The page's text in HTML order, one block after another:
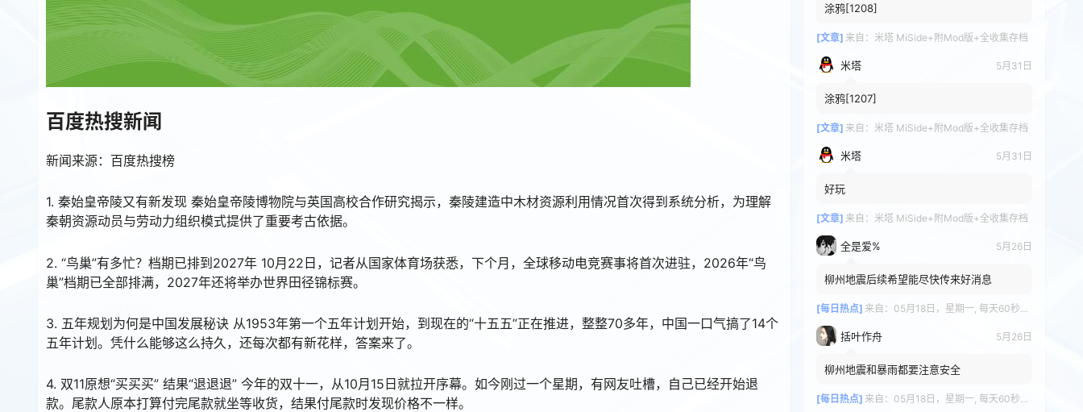
百度热搜新闻
新闻来源：百度热搜榜
1. 秦始皇帝陵又有新发现 秦始皇帝陵博物院与英国高校合作研究揭示，秦陵建造中木材资源利用情况首次得到系统分析，为理解
秦朝资源动员与劳动力组织模式提供了重要考古依据。
2. “鸟巢”有多忙？档期已排到2027年 10月22日，记者从国家体育场获悉，下个月，全球移动电竞赛事将首次进驻，2026年“鸟
巢”档期已全部排满，2027年还将举办世界田径锦标赛。
3. 五年规划为何是中国发展秘诀 从1953年第一个五年计划开始，到现在的“十五五”正在推进，整整70多年，中国一口气搞了14个
五年计划。凭什么能够这么持久，还每次都有新花样，答案来了。
4. 双11原想“买买买” 结果“退退退” 今年的双十一，从10月15日就拉开序幕。如今刚过一个星期，有网友吐槽，自己已经开始退
款。尾款人原本打算付完尾款就坐等收货，结果付尾款时发现价格不一样。
涂鸦[1208]
[文章] 来自： 米塔 MiSide+附Mod版+全收集存档
米塔 5月31日
涂鸦[1207]
[文章] 来自： 米塔 MiSide+附Mod版+全收集存档
米塔 5月31日
好玩
[文章] 来自： 米塔 MiSide+附Mod版+全收集存档
全是爱% 5月26日
柳州地震后续希望能尽快传来好消息
[每日热点] 来自： 05月18日，星期一, 每天60秒读懂全世界！
括叶作舟 5月26日
柳州地震和暴雨都要注意安全
[每日热点] 来自： 05月18日，星期一, 每天60秒读懂全世界！